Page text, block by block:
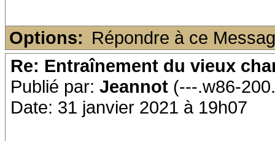
Options: Répondre à ce
Re: Entraînement du vieux
Publié par: Jeannot (---.w86-
Date: 31 janvier 2021 à 19h07